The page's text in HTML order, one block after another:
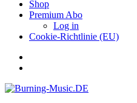
Shop
Premium Abo
Log in
Cookie-Richtlinie (EU)